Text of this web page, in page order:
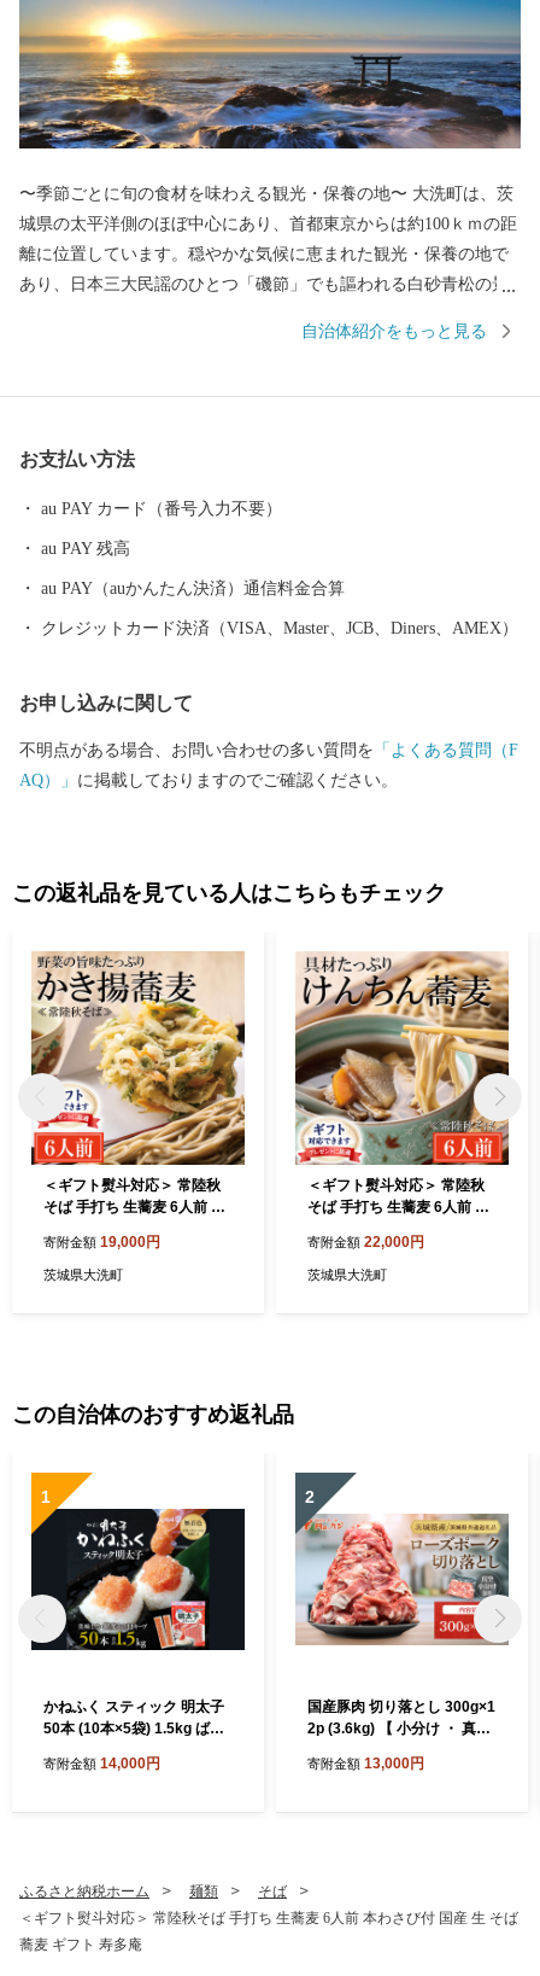
〜季節ごとに旬の食材を味わえる観光・保養の地〜 大洗町は、茨
城県の太平洋側のほぼ中心にあり、首都東京からは約100ｋｍの距
離に位置しています。穏やかな気候に恵まれた観光・保養の地で
あり、日本三大民謡のひとつ「磯節」でも謳われる白砂青松の景
気が残る商店街がひとつの街に融合しており、老若男女問わず楽
としての宿泊券や水族館の年間パスポートなども返礼品としてご
用意させていただいておりますのでぜひご覧ください。
自治体紹介をもっと見る
お支払い方法
au PAY カード（番号入力不要）
au PAY 残高
au PAY（auかんたん決済）通信料金合算
クレジットカード決済（VISA、Master、JCB、Diners、AMEX）
お申し込みに関して
不明点がある場合、お問い合わせの多い質問を 「よくある質問（F
AQ）」 に掲載しておりますのでご確認ください。
この返礼品を見ている人はこちらもチェック
＜ギフト熨斗対応＞ 常陸秋
そば 手打ち 生蕎麦 6人前 か
ギフト 寿多庵
寄附金額 19,000円
茨城県大洗町
＜ギフト熨斗対応＞ 常陸秋
そば 手打ち 生蕎麦 6人前 け
ギフト 寿多庵
寄附金額 22,000円
茨城県大洗町
この自治体のおすすめ返礼品
1
かねふく スティック 明太子
50本 (10本×5袋) 1.5kg ばら
めんたいパーク めんたいこ
寄附金額 14,000円
2
国産豚肉 切り落とし 300g×1
2p (3.6kg) 【 小分け ・ 真空
品・茨城県産 ) ブランド豚 ロ
寄附金額 13,000円
ふるさと納税ホーム 麺類
そば
＜ギフト熨斗対応＞ 常陸秋そば 手打ち 生蕎麦 6人前 本わさび付 国産 生 そば
蕎麦 ギフト 寿多庵